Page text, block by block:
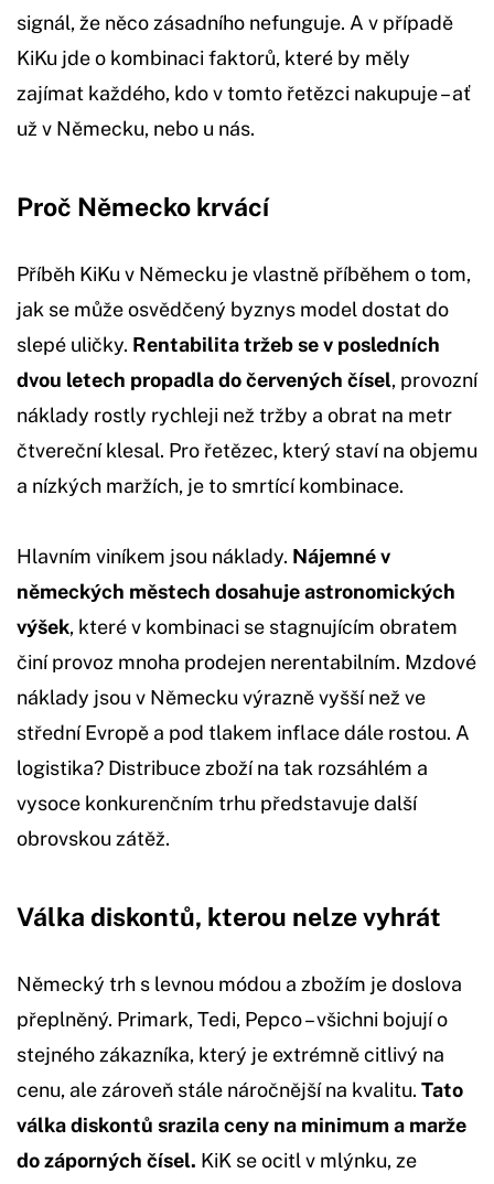
signál, že něco zásadního nefunguje. A v případě
KiKu jde o kombinaci faktorů, které by měly
zajímat každého, kdo v tomto řetězci nakupuje – ať
už v Německu, nebo u nás.
Proč Německo krvácí
Příběh KiKu v Německu je vlastně příběhem o tom,
jak se může osvědčený byznys model dostat do
slepé uličky. Rentabilita tržeb se v posledních
dvou letech propadla do červených čísel, provozní
náklady rostly rychleji než tržby a obrat na metr
čtvereční klesal. Pro řetězec, který staví na objemu
a nízkých maržích, je to smrtící kombinace.
Hlavním viníkem jsou náklady. Nájemné v
německých městech dosahuje astronomických
výšek, které v kombinaci se stagnujícím obratem
činí provoz mnoha prodejen nerentabilním. Mzdové
náklady jsou v Německu výrazně vyšší než ve
střední Evropě a pod tlakem inflace dále rostou. A
logistika? Distribuce zboží na tak rozsáhlém a
vysoce konkurenčním trhu představuje další
obrovskou zátěž.
Válka diskontů, kterou nelze vyhrát
Německý trh s levnou módou a zbožím je doslova
přeplněný. Primark, Tedi, Pepco – všichni bojují o
stejného zákazníka, který je extrémně citlivý na
cenu, ale zároveň stále náročnější na kvalitu. Tato
válka diskontů srazila ceny na minimum a marže
do záporných čísel. KiK se ocitl v mlýnku, ze